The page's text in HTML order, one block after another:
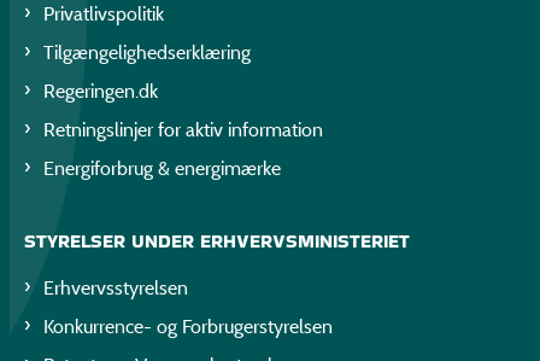
Privatlivspolitik
Tilgængelighedserklæring
Regeringen.dk
Retningslinjer for aktiv information
Energiforbrug & energimærke
STYRELSER UNDER ERHVERVSMINISTERIET
Erhvervsstyrelsen
Konkurrence- og Forbrugerstyrelsen